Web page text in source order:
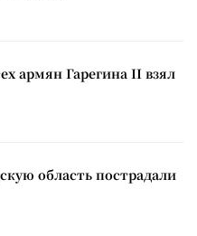
армян Гарегина II взял
область пострадали